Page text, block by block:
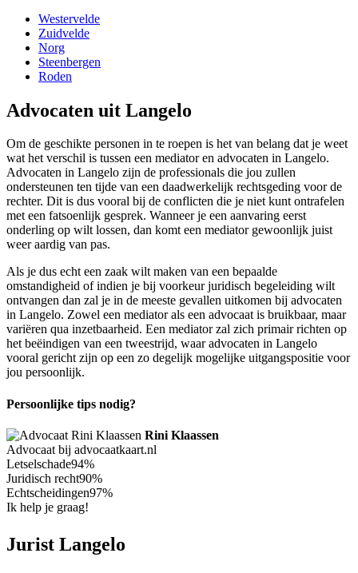
Westervelde
Zuidvelde
Norg
Steenbergen
Roden
Advocaten uit Langelo
Om de geschikte personen in te roepen is het van belang dat je weet
wat het verschil is tussen een mediator en advocaten in Langelo.
Advocaten in Langelo zijn de professionals die jou zullen
ondersteunen ten tijde van een daadwerkelijk rechtsgeding voor de
rechter. Dit is dus vooral bij de conflicten die je niet kunt ontrafelen
met een fatsoenlijk gesprek. Wanneer je een aanvaring eerst
onderling op wilt lossen, dan komt een mediator gewoonlijk juist
weer aardig van pas.
Als je dus echt een zaak wilt maken van een bepaalde
omstandigheid of indien je bij voorkeur juridisch begeleiding wilt
ontvangen dan zal je in de meeste gevallen uitkomen bij advocaten
in Langelo. Zowel een mediator als een advocaat is bruikbaar, maar
variëren qua inzetbaarheid. Een mediator zal zich primair richten op
het beëindigen van een tweestrijd, waar advocaten in Langelo
vooral gericht zijn op een zo degelijk mogelijke uitgangspositie voor
jou persoonlijk.
Persoonlijke tips nodig?
Rini Klaassen
Advocaat bij advocaatkaart.nl
Letselschade94%
Juridisch recht90%
Echtscheidingen97%
Ik help je graag!
Jurist Langelo